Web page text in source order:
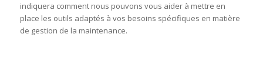
indiquera comment nous pouvons vous aider à mettre en
place les outils adaptés à vos besoins spécifiques en matière
de gestion de la maintenance.